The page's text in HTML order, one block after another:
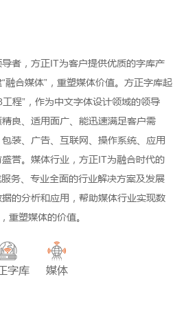
者，方正IT为客户提供优质的字库产
融合媒体”，重塑媒体价值。方正字库起
程”，作为中文字体设计领域的领导
良、适用面广、能迅速满足客户需
装、广告、互联网、操作系统、应用
誉。媒体行业，方正IT为融合时代的
务、专业全面的行业解决方案及发展
的分析和应用，帮助媒体行业实现数
重塑媒体的价值。
字库 媒体